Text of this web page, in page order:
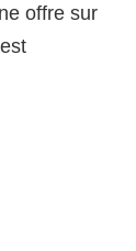
offre sur